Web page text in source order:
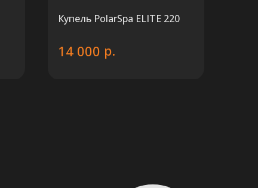
Купель PolarSpa ELITE 220
14 000 р.